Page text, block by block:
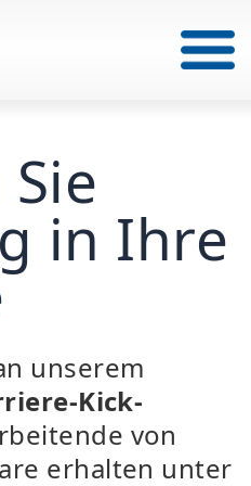
in Ihre
unserem
Kick-
von
erhalten unter